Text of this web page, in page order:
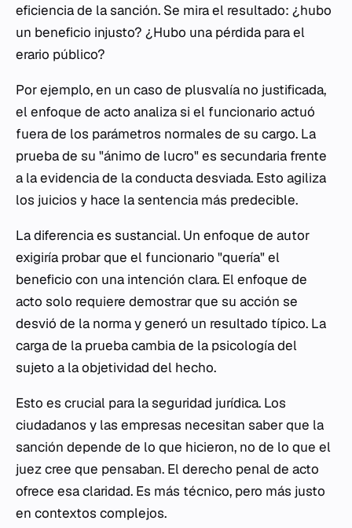
eficiencia de la sanción. Se mira el resultado: ¿hubo
un beneficio injusto? ¿Hubo una pérdida para el
erario público?
Por ejemplo, en un caso de plusvalía no justificada,
el enfoque de acto analiza si el funcionario actuó
fuera de los parámetros normales de su cargo. La
prueba de su "ánimo de lucro" es secundaria frente
a la evidencia de la conducta desviada. Esto agiliza
los juicios y hace la sentencia más predecible.
La diferencia es sustancial. Un enfoque de autor
exigiría probar que el funcionario "quería" el
beneficio con una intención clara. El enfoque de
acto solo requiere demostrar que su acción se
desvió de la norma y generó un resultado típico. La
carga de la prueba cambia de la psicología del
sujeto a la objetividad del hecho.
Esto es crucial para la seguridad jurídica. Los
ciudadanos y las empresas necesitan saber que la
sanción depende de lo que hicieron, no de lo que el
juez cree que pensaban. El derecho penal de acto
ofrece esa claridad. Es más técnico, pero más justo
en contextos complejos.